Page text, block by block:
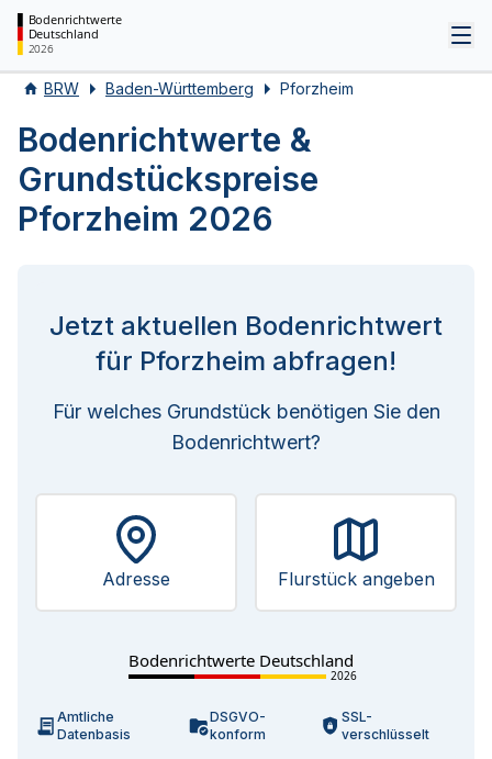
Bodenrichtwerte
Deutschland
2026
BRW Baden-Württemberg Pforzheim
Bodenrichtwerte &
Grundstückspreise
Pforzheim 2026
Jetzt aktuellen Bodenrichtwert
für Pforzheim abfragen!
Für welches Grundstück benötigen Sie den
Bodenrichtwert?
Adresse Flurstück angeben
Bodenrichtwerte Deutschland
2026
Amtliche
Datenbasis
DSGVO-
konform
SSL-
verschlüsselt